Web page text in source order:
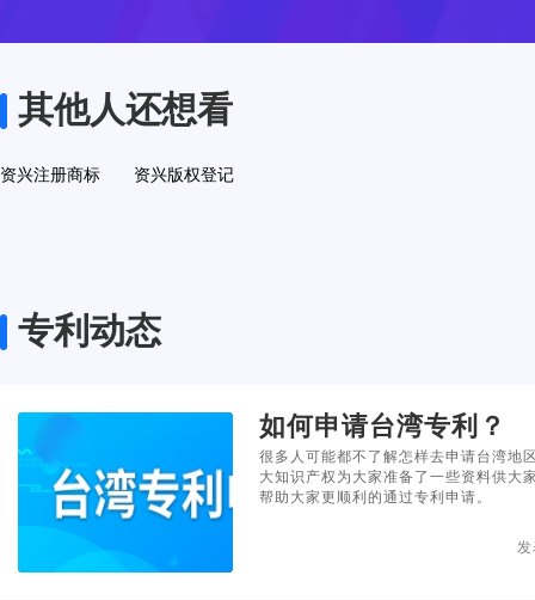
其他人还想看
资兴注册商标 资兴版权登记
专利动态
如何申请台湾专利？
很多人可能都不了解怎样去申请台湾地
大知识产权为大家准备了一些资料供大
帮助大家更顺利的通过专利申请。